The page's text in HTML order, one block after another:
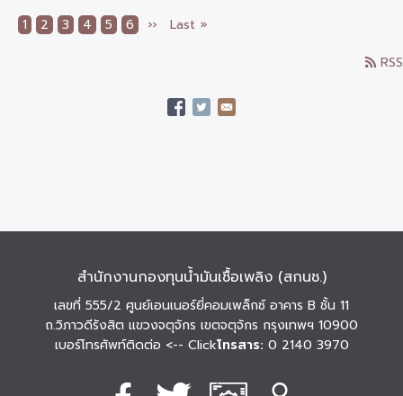
Pagination
Current
1 Page
2 Page
3 Page
4 Page
5 Page
6
Next
››
Last
Last »
RSS
สำนักงานกองทุนน้ำมันเชื้อเพลิง (สกนช.)
เลขที่ 555/2 ศูนย์เอนเนอร์ยี่คอมเพล็กซ์ อาคาร B ชั้น 11
ถ.วิภาวดีรังสิต แขวงจตุจักร เขตจตุจักร กรุงเทพฯ 10900
เบอร์โทรศัพท์ติดต่อ <-- Clickโทรสาร: 0 2140 3970